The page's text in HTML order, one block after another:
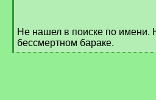
Не нашел в поиске по имени.
бессмертном бараке.
[